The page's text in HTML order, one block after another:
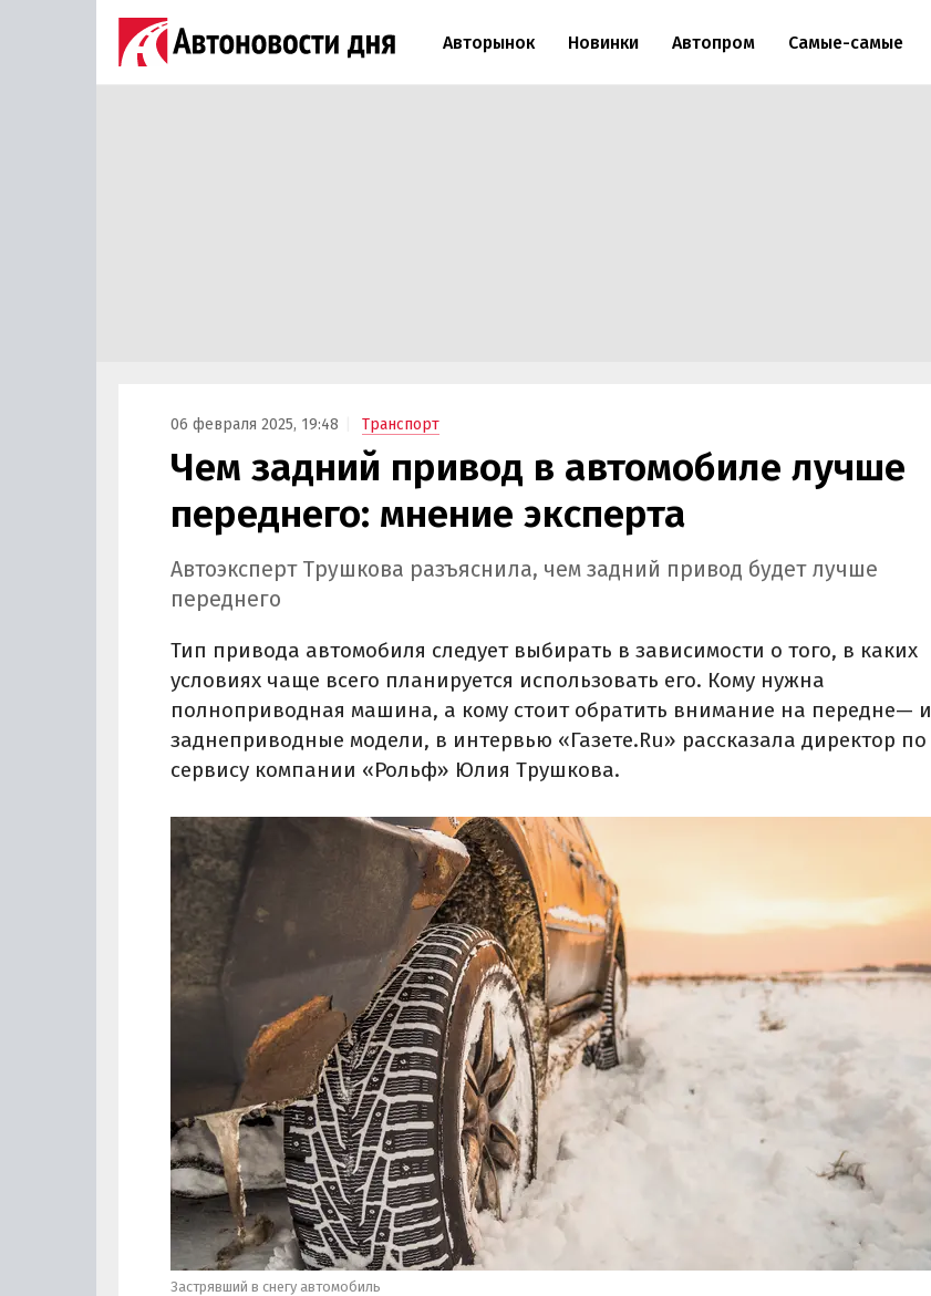
Авторынок Новинки Автопром Самые-самые
06 февраля 2025, 19:48 Транспорт
Чем задний привод в автомобиле лучше
переднего: мнение эксперта
Автоэксперт Трушкова разъяснила, чем задний привод будет лучше
переднего
Тип привода автомобиля следует выбирать в зависимости о того, в каких
условиях чаще всего планируется использовать его. Кому нужна
полноприводная машина, а кому стоит обратить внимание на передне— и
заднеприводные модели, в интервью «Газете.Ru» рассказала директор по
сервису компании «Рольф» Юлия Трушкова.
Застрявший в снегу автомобиль